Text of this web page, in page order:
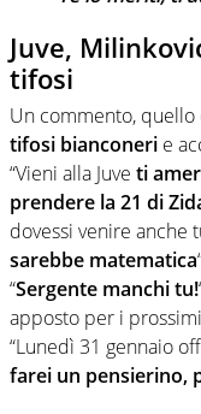
Juve,
tifosi
Un commento, quello
tifosi bianconeri e
“Vieni alla Juve ti
prendere la 21 di
dovessi venire anche
sarebbe matematica
“Sergente manchi tu!
apposto per i
“Lunedì 31 gennaio
farei un pensierino,